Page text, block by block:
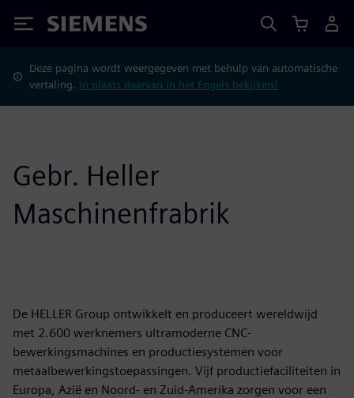
Siemens
Deze pagina wordt weergegeven met behulp van automatische
vertaling. In plaats daarvan in het Engels bekijken?
Gebr. Heller
Maschinenfrabrik
De HELLER Group ontwikkelt en produceert wereldwijd
met 2.600 werknemers ultramoderne CNC-
bewerkingsmachines en productiesystemen voor
metaalbewerkingstoepassingen. Vijf productiefaciliteiten in
Europa, Azië en Noord- en Zuid-Amerika zorgen voor een